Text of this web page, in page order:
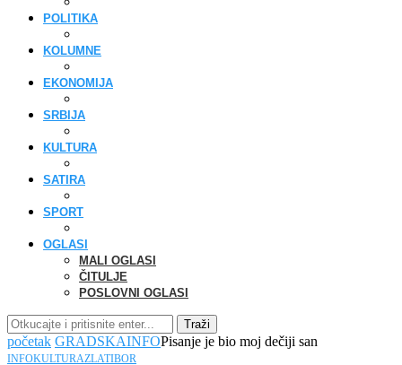
POLITIKA
KOLUMNE
EKONOMIJA
SRBIJA
KULTURA
SATIRA
SPORT
OGLASI
MALI OGLASI
ČITULJE
POSLOVNI OGLASI
Traži
početak GRADSKAINFOPisanje je bio moj dečiji san
INFOKULTURAZLATIBOR